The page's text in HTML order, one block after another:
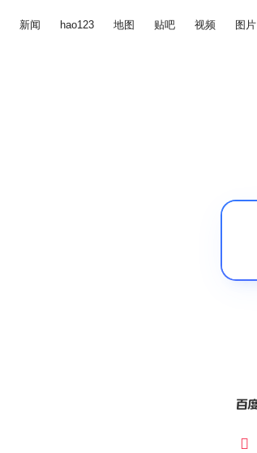
新闻 hao123 地图 贴吧 视频 图片
